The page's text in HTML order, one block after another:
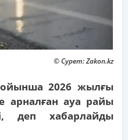
© Сурет: Zakon.kz
2026 жылғы
арналған ауа райы
деп хабарлайды